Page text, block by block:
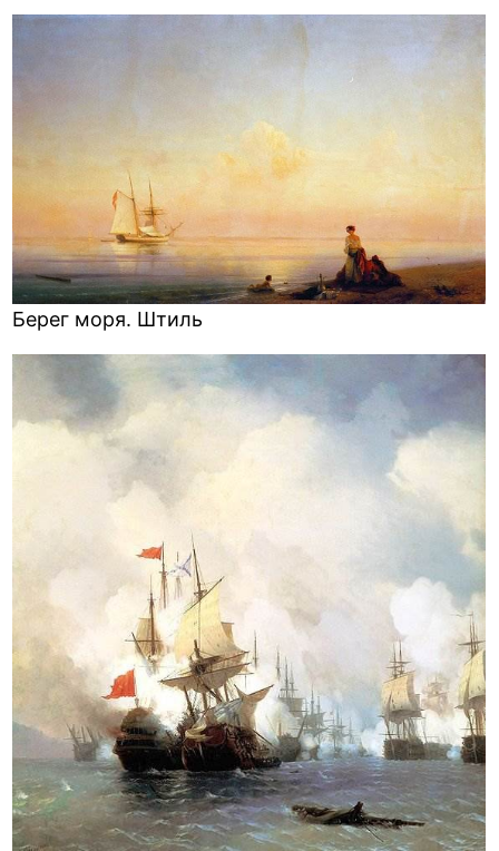
Берег моря. Штиль